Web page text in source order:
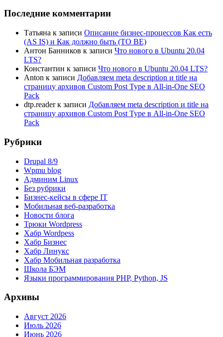
Последние комментарии
Татьяна к записи Описание бизнес-процессов Как есть
(AS IS) и Как должно быть (TO BE)
Антон Банников к записи Что нового в Ubuntu 20.04
LTS?
Константин к записи Что нового в Ubuntu 20.04 LTS?
Anton к записи Добавляем meta description и title на
страницу архивов Custom Post Type в All-in-One SEO
Pack
dtp.readerк записи Добавляем meta description и title на
страницу архивов Custom Post Type в All-in-One SEO
Pack
Рубрики
Drupal 8/9
Wpmu blog
Админим Linux
Без рубрики
Бизнес-кейсы в сфере IT
Мобильная веб-разработка
Новости блога
Трюки Wordpress
Хабр Wordpess
Хабр Бизнес
Хабр Линукс
Хабр Мобильная разработка
Школа БЭМ
Языки программирования PHP, Python, JS
Архивы
Август 2026
Июль 2026
Июнь 2026